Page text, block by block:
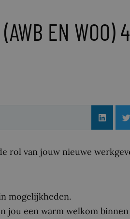
EN WOO)
rol van jouw nieuwe
mogelijkheden.
een warm welkom